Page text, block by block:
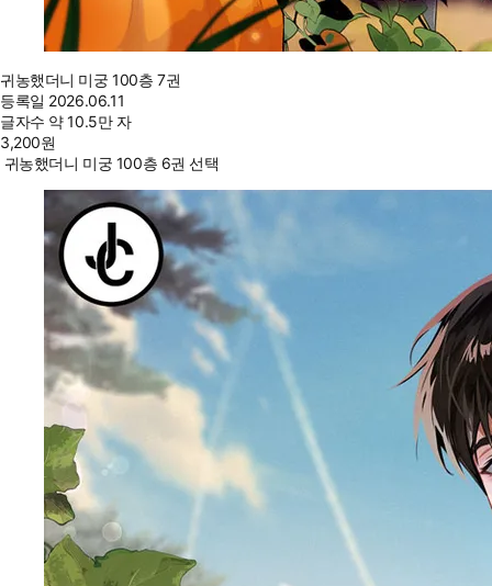
귀농했더니 미궁 100층 7권
등록일 2026.06.11
글자수 약 10.5만 자
3,200원
귀농했더니 미궁 100층 6권 선택